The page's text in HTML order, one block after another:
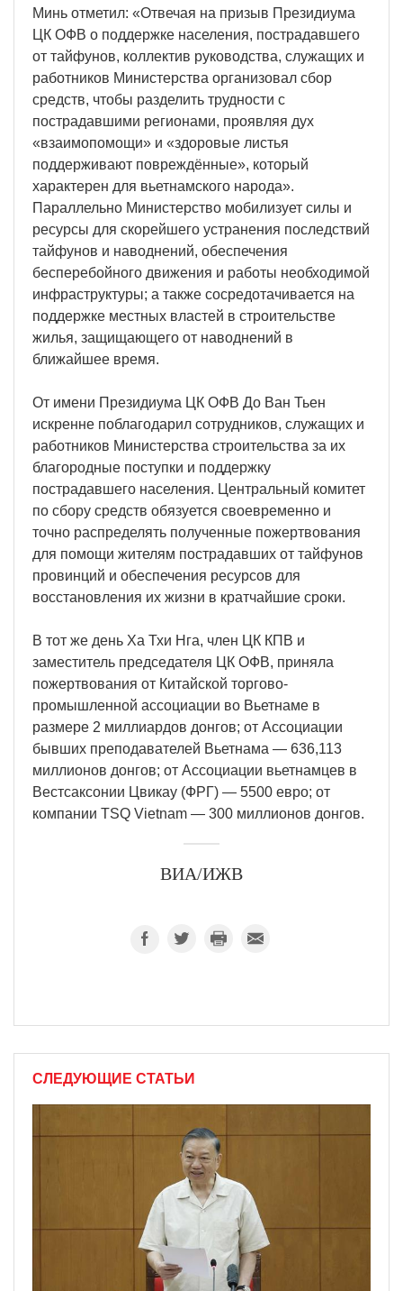
Минь отметил: «Отвечая на призыв Президиума
ЦК ОФВ о поддержке населения, пострадавшего
от тайфунов, коллектив руководства, служащих и
работников Министерства организовал сбор
средств, чтобы разделить трудности с
пострадавшими регионами, проявляя дух
«взаимопомощи» и «здоровые листья
поддерживают повреждённые», который
характерен для вьетнамского народа».
Параллельно Министерство мобилизует силы и
ресурсы для скорейшего устранения последствий
тайфунов и наводнений, обеспечения
бесперебойного движения и работы необходимой
инфраструктуры; а также сосредотачивается на
поддержке местных властей в строительстве
жилья, защищающего от наводнений в
ближайшее время.
От имени Президиума ЦК ОФВ До Ван Тьен
искренне поблагодарил сотрудников, служащих и
работников Министерства строительства за их
благородные поступки и поддержку
пострадавшего населения. Центральный комитет
по сбору средств обязуется своевременно и
точно распределять полученные пожертвования
для помощи жителям пострадавших от тайфунов
провинций и обеспечения ресурсов для
восстановления их жизни в кратчайшие сроки.
В тот же день Ха Тхи Нга, член ЦК КПВ и
заместитель председателя ЦК ОФВ, приняла
пожертвования от Китайской торгово-
промышленной ассоциации во Вьетнаме в
размере 2 миллиардов донгов; от Ассоциации
бывших преподавателей Вьетнама — 636,113
миллионов донгов; от Ассоциации вьетнамцев в
Вестсаксонии Цвикау (ФРГ) — 5500 евро; от
компании TSQ Vietnam — 300 миллионов донгов.
ВИА/ИЖВ
СЛЕДУЮЩИЕ СТАТЬИ